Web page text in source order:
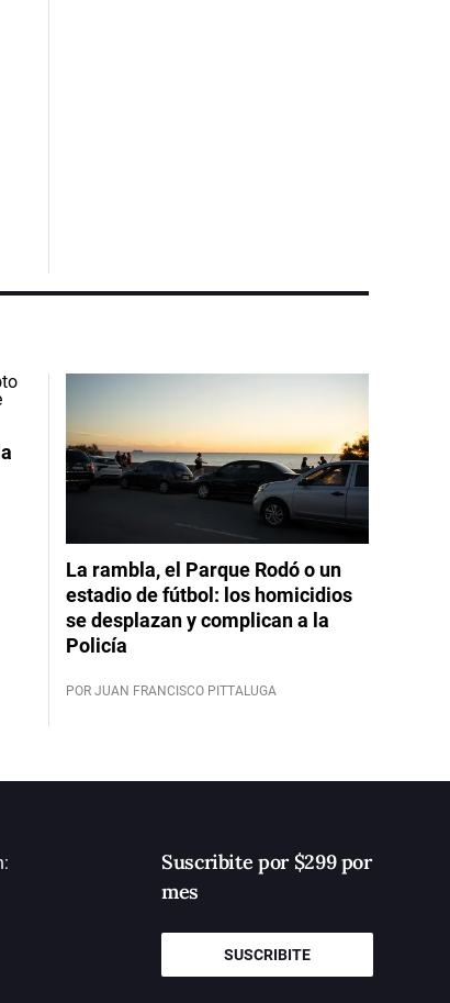
La rambla, el Parque Rodó o un
estadio de fútbol: los homicidios
se desplazan y complican a la
Policía
POR JUAN FRANCISCO PITTALUGA
Suscribite por $299 por
mes
SUSCRIBITE